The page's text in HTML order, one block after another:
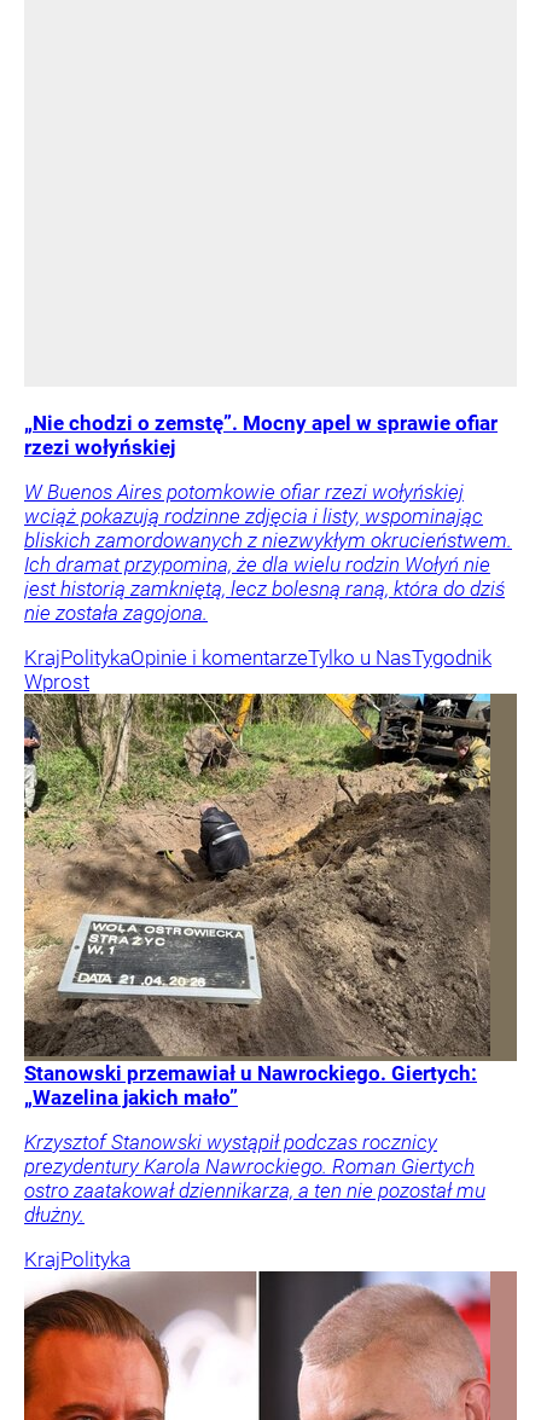
„Nie chodzi o zemstę”. Mocny apel w sprawie ofiar
rzezi wołyńskiej
W Buenos Aires potomkowie ofiar rzezi wołyńskiej
wciąż pokazują rodzinne zdjęcia i listy, wspominając
bliskich zamordowanych z niezwykłym okrucieństwem.
Ich dramat przypomina, że dla wielu rodzin Wołyń nie
jest historią zamkniętą, lecz bolesną raną, która do dziś
nie została zagojona.
KrajPolitykaOpinie i komentarzeTylko u NasTygodnik
Wprost
Stanowski przemawiał u Nawrockiego. Giertych:
„Wazelina jakich mało”
Krzysztof Stanowski wystąpił podczas rocznicy
prezydentury Karola Nawrockiego. Roman Giertych
ostro zaatakował dziennikarza, a ten nie pozostał mu
dłużny.
KrajPolityka